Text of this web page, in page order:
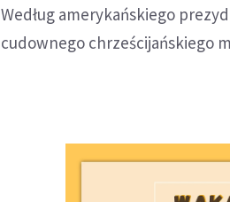
Według amerykańskiego
cudownego chrześcijańskiego